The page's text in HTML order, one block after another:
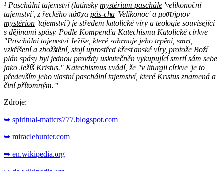
¹ Paschální tajemství (latinsky mystérium paschále 'velikonoční
tajemství', z řeckého πάσχαpás-cha 'Velikonoc' a μυστήριον
mystérion 'tajemství') je středem katolické víry a teologie související
s dějinami spásy. Podle Kompendia Katechismu Katolické církve
"Paschální tajemství Ježíše, které zahrnuje jeho trpění, smrt,
vzkříšení a zbožštění, stojí uprostřed křesťanské víry, protože Boží
plán spásy byl jednou provždy uskutečněn vykupující smrtí sám sebe
jako Ježíš Kristus." Katechismus uvádí, že "v liturgii církve 'je to
především jeho vlastní paschální tajemství, které Kristus znamená a
činí přítomným.'"
Zdroje:
➥ spiritual-matters777.blogspot.com
➥ miraclehunter.com
➥ en.wikipedia.org